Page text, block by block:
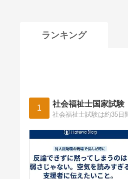
ランキング
1 社会福祉士国家試験